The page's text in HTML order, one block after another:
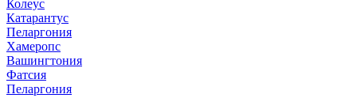
Колеус
Катарантус
Пеларгония
Хамеропс
Вашингтония
Фатсия
Пеларгония